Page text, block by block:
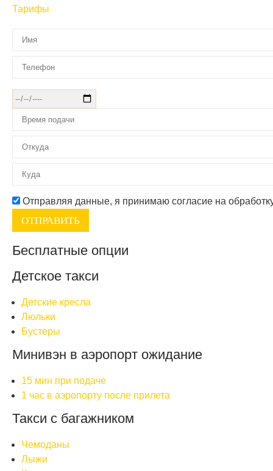
Тарифы
Отправляя данные, я принимаю согласие на
Бесплатные опции
Детское такси
Детские кресла
Люльки
Бустеры
Минивэн в аэропорт ожидание
15 мин при подаче
1 час в аэропорту после прилета
Такси с багажником
Чемоданы
Лыжи